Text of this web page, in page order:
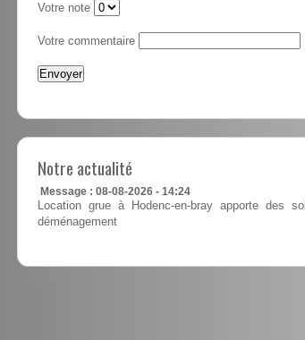
Votre note
Votre commentaire
Notre actualité
Message : 08-08-2026 - 14:24
Location grue à Hodenc-en-bray apporte des
déménagement